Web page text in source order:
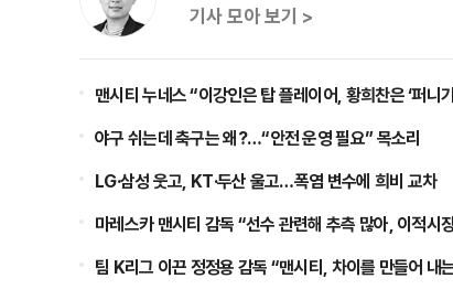
기사 모아 보기 >
맨시티 누네스 “이강인은 탑 플레이어, 황희찬은 ‘퍼니
야구 쉬는데 축구는 왜?…“안전 운영 필요” 목소리
LG·삼성 웃고, KT·두산 울고…폭염 변수에 희비 교차
마레스카 맨시티 감독 “선수 관련해 추측 많아, 이적시
팀 K리그 이끈 정정용 감독 “맨시티, 차이를 만들어 내